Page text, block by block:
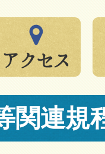
関連規